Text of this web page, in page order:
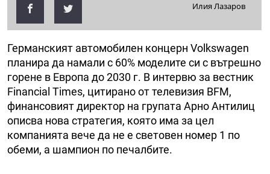
Илия Лазаров
Германският автомобилен концерн Volkswagen
планира да намали с 60% моделите си с вътрешно
горене в Европа до 2030 г. В интервю за вестник
Financial Times, цитирано от телевизия BFM,
финансовият директор на групата Арно Антилиц
описва нова стратегия, която има за цел
компанията вече да не е световен номер 1 по
обеми, а шампион по печалбите.